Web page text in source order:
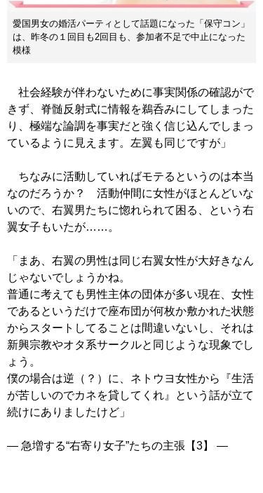
愛国男女の婚活パーティとして話題になった「保守コン」
は、昨冬の１回目も2回目も、参加者不足で中止になった
模様
社会経験が伴わないために事実関係の確認がで
きず、脊髄反射式に情報を鵜呑みにしてしまった
り、極端な論調を事実だと強く信じ込んでしまっ
ているように見えます。左翼も同じですが」
ちなみに活動していればモテるというのは本当
なのだろうか？ 活動仲間に女性がほとんどいな
いので、右翼男たちに惚れられて困る、という右
翼女子もいたが……。
「まあ、右翼の男性は同じ右翼女性が大好きなん
じゃないでしょうかね。
普通に考えても男性主体の団体が多い現在、女性
であるというだけで座布団が何枚か敷かれた状態
からスタートしてることは間違いないし、それは
新興宗教やオタ系サークルと同じような現象でし
ょう。
僕の場合は逆（？）に、ネトウヨ女性から『生活
が苦しいのでカネを貸してくれ』という話が立て
続けにありましたけど」
― 急増する“右寄り女子”たちの主張【3】 ―